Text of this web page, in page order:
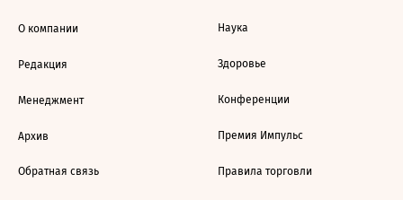
О компании
Редакция
Менеджмент
Архив
Обратная связь
Наука
Здоровье
Конференции
Премия Импульс
Правила торговли